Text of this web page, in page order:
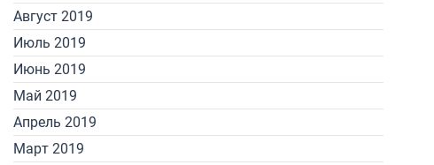
Август 2019
Июль 2019
Июнь 2019
Май 2019
Апрель 2019
Март 2019